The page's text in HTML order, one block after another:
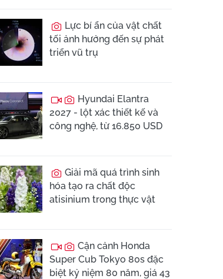
Lực bí ẩn của vật chất
tối ảnh hưởng đến sự phát
triển vũ trụ
Hyundai Elantra
2027 - lột xác thiết kế và
công nghệ, từ 16.850 USD
Giải mã quá trình sinh
hóa tạo ra chất độc
atisinium trong thực vật
Cận cảnh Honda
Super Cub Tokyo 80s đặc
biệt kỷ niệm 80 năm, giá 43